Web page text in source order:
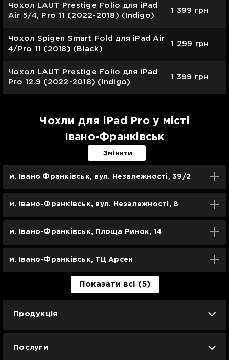
Чохол LAUT Prestige Folio для iPad
Air 5/4, Pro 11 (2022-2018) (Indigo)
1 399 грн
Чохол Spigen Smart Fold для iPad Air
4/Pro 11 (2018) (Black)
1 299 грн
Чохол LAUT Prestige Folio для iPad
Pro 12.9 (2022-2018) (Indigo)
1 399 грн
Чохли для iPad Pro у місті
Івано-Франківськ
Змінити
м. Івано Франківськ, вул. Незалежності, 39/2
м. Івано-Франківськ, вул. Незалежності, 8
м. Івано-Франківськ, Площа Ринок, 14
м. Івано-Франківськ, ТЦ Арсен
Показати всі (5)
Продукція
Послуги